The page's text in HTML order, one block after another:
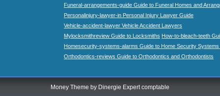
Funeral-arrangements-guide Guide to Funeral Homes and
Personalinjury-lawyer-in Personal Injury Lawyer Guide
Vehicle-accident-lawyer Vehicle Accident Lawyers
Mylocksmithreview Guide to Locksmiths How-to-bleach-teeth
Homesecurity-systems-alarms Guide to Home Security Systems
Orthodontics-reviews Guide to Orthodontics and Orthodontists
Money Theme by Dinergie Expert comptable